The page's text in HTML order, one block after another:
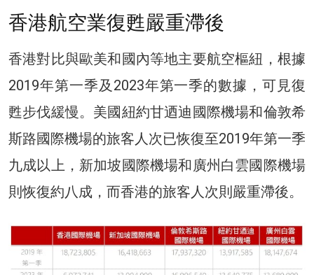
香港航空業復甦嚴重滯後
香港對比與歐美和國內等地主要航空樞紐，根據
2019年第一季及2023年第一季的數據，可見復
甦步伐緩慢。美國紐約甘迺迪國際機場和倫敦希
斯路國際機場的旅客人次已恢復至2019年第一季
九成以上，新加坡國際機場和廣州白雲國際機場
則恢復約八成，而香港的旅客人次則嚴重滯後。